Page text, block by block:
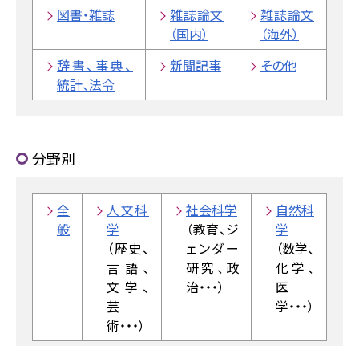
図書・雑誌
雑誌論文
（国内）
雑誌論文
（海外）
辞書、事典、
統計、法令
新聞記事 その他
分野別
全
般
人文科
学
（歴史、
言語、
文学、
芸
術・・・）
社会科学
（教育、ジ
ェンダー
研究、政
治・・・）
自然科
学
（数学、
化学、
医
学・・・）